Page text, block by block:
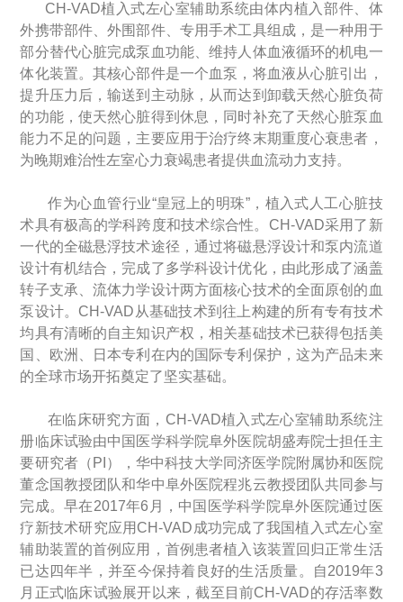
CH-VAD植入式左心室辅助系统由体内植入部件、体
外携带部件、外围部件、专用手术工具组成，是一种用于
部分替代心脏完成泵血功能、维持人体血液循环的机电一
体化装置。其核心部件是一个血泵，将血液从心脏引出，
提升压力后，输送到主动脉，从而达到卸载天然心脏负荷
的功能，使天然心脏得到休息，同时补充了天然心脏泵血
能力不足的问题，主要应用于治疗终末期重度心衰患者，
为晚期难治性左室心力衰竭患者提供血流动力支持。
作为心血管行业“皇冠上的明珠”，植入式人工心脏技
术具有极高的学科跨度和技术综合性。CH-VAD采用了新
一代的全磁悬浮技术途径，通过将磁悬浮设计和泵内流道
设计有机结合，完成了多学科设计优化，由此形成了涵盖
转子支承、流体力学设计两方面核心技术的全面原创的血
泵设计。CH-VAD从基础技术到往上构建的所有专有技术
均具有清晰的自主知识产权，相关基础技术已获得包括美
国、欧洲、日本专利在内的国际专利保护，这为产品未来
的全球市场开拓奠定了坚实基础。
在临床研究方面，CH-VAD植入式左心室辅助系统注
册临床试验由中国医学科学院阜外医院胡盛寿院士担任主
要研究者（PI），华中科技大学同济医学院附属协和医院
董念国教授团队和华中阜外医院程兆云教授团队共同参与
完成。早在2017年6月，中国医学科学院阜外医院通过医
疗新技术研究应用CH-VAD成功完成了我国植入式左心室
辅助装置的首例应用，首例患者植入该装置回归正常生活
已达四年半，并至今保持着良好的生活质量。自2019年3
月正式临床试验展开以来，截至目前CH-VAD的存活率数